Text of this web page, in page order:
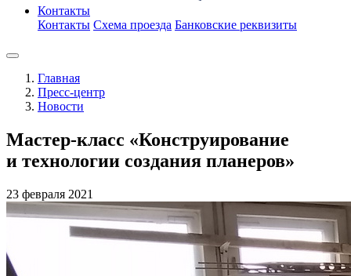
Контакты
Контакты Схема проезда Банковские реквизиты
Главная
Пресс-центр
Новости
Мастер-класс «Конструирование
и технологии создания планеров»
23 февраля 2021